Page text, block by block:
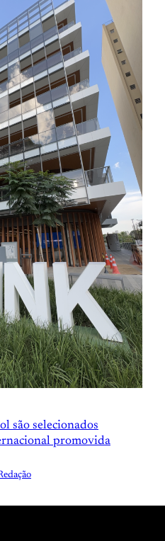
são selecionados
promovida